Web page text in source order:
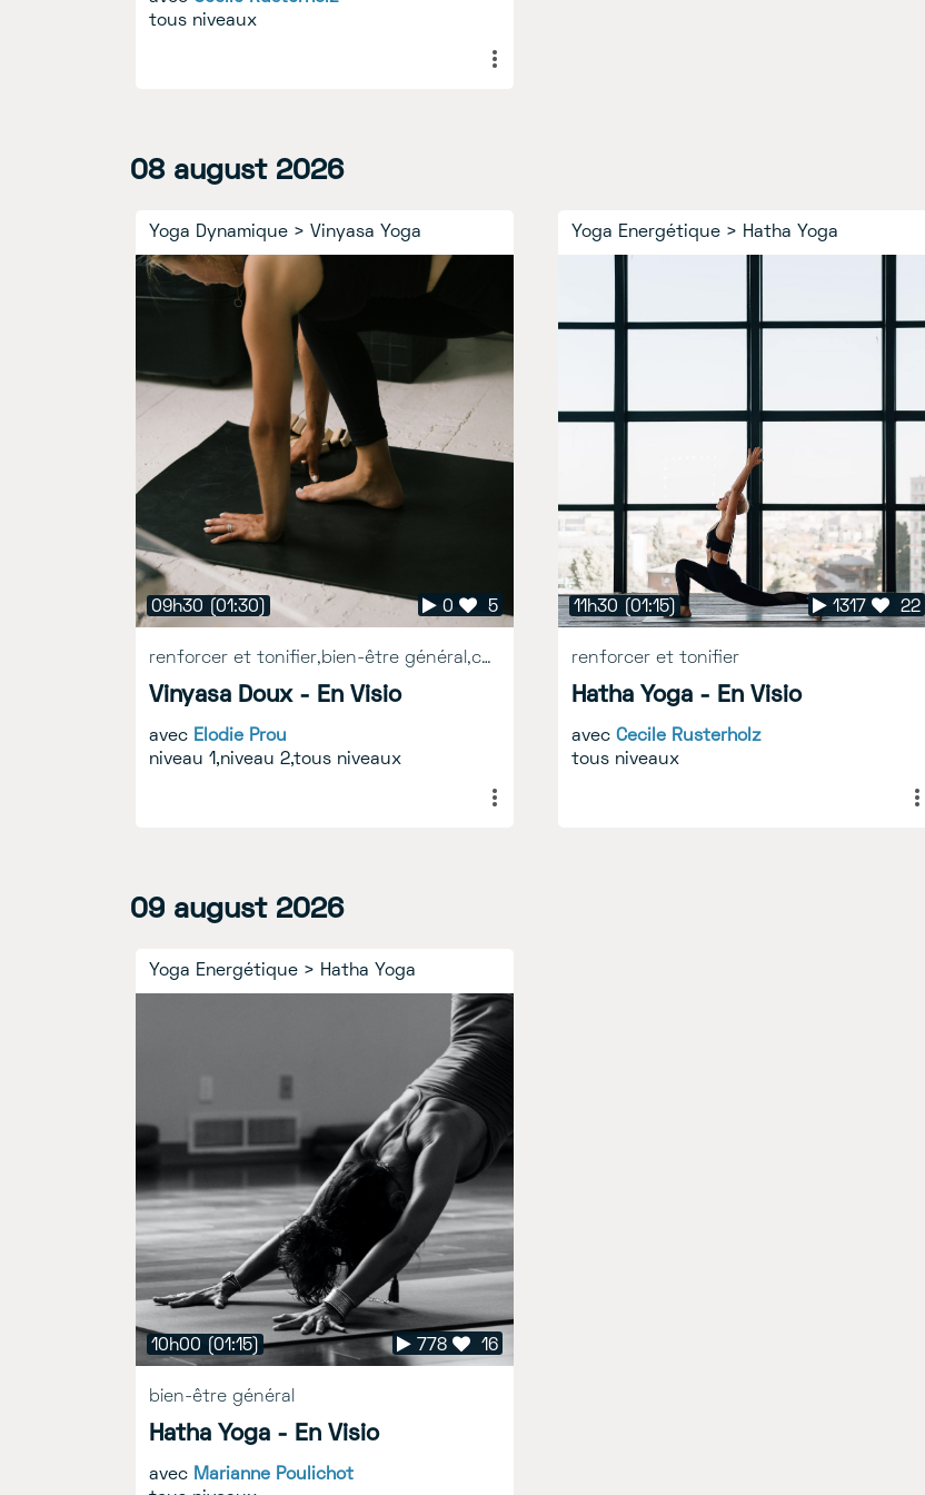
02 august 2026
Replay
09h12 (01:02) 3 0
03 august 2026
Replay
16h56 (01:03) 1 0
Yin Yoga - En Visio
tous niveaux
08 august 2026
Yoga Dynamique > Vinyasa Yoga
09h30 (01:30) 0 5
renforcer et tonifier,bien-être général,challenge physique
Vinyasa Doux - En Visio
avec Elodie Prou
niveau 1,niveau 2,tous niveaux
Yoga Energétique > Hatha Yoga
11h30 (01:15) 1317 22
renforcer et tonifier
Hatha Yoga - En Visio
avec Cecile Rusterholz
tous niveaux
09 august 2026
Yoga Energétique > Hatha Yoga
10h00 (01:15) 778 16
bien-être général
Hatha Yoga - En Visio
avec Marianne Poulichot